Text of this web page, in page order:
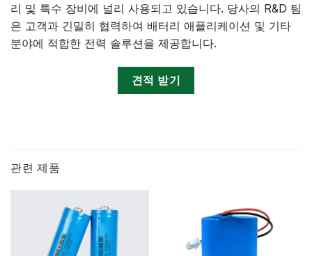
리 및 특수 장비에 널리 사용되고 있습니다. 당사의 R&D 팀
은 고객과 긴밀히 협력하여 배터리 애플리케이션 및 기타
분야에 적합한 전력 솔루션을 제공합니다.
견적 받기
관련 제품